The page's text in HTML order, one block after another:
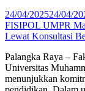
24/04/202524/04/
FISIPOL UMPR
Lewat Konsultasi
Palangka Raya –
Universitas
menunjukkan